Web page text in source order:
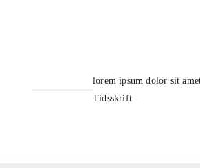
lorem ipsum dolor sit
Tidsskrift